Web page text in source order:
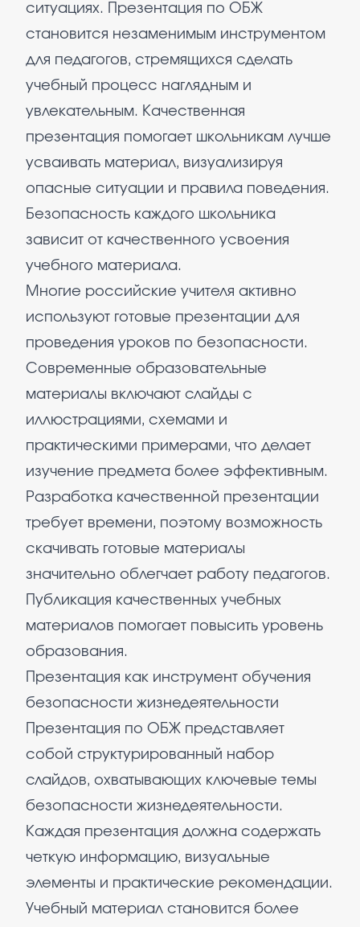
ситуациях. Презентация по ОБЖ
становится незаменимым инструментом
для педагогов, стремящихся сделать
учебный процесс наглядным и
увлекательным. Качественная
презентация помогает школьникам лучше
усваивать материал, визуализируя
опасные ситуации и правила поведения.
Безопасность каждого школьника
зависит от качественного усвоения
учебного материала.
Многие российские учителя активно
используют готовые презентации для
проведения уроков по безопасности.
Современные образовательные
материалы включают слайды с
иллюстрациями, схемами и
практическими примерами, что делает
изучение предмета более эффективным.
Разработка качественной презентации
требует времени, поэтому возможность
скачивать готовые материалы
значительно облегчает работу педагогов.
Публикация качественных учебных
материалов помогает повысить уровень
образования.
Презентация как инструмент обучения
безопасности жизнедеятельности
Презентация по ОБЖ представляет
собой структурированный набор
слайдов, охватывающих ключевые темы
безопасности жизнедеятельности.
Каждая презентация должна содержать
четкую информацию, визуальные
элементы и практические рекомендации.
Учебный материал становится более